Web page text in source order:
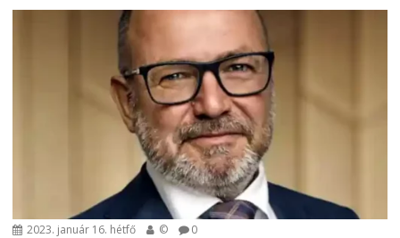
2023. január 16. hétfő © 0